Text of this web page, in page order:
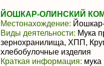
ЙОШКАР-ОЛИНСКИЙ
Местонахождение:
Виды деятельности: Мука
зернохранилища, ХПП,
хлебобулочные изделия
Краткая информация: